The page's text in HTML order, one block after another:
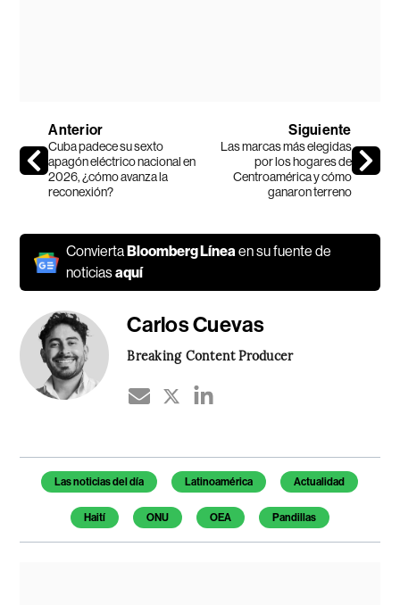
Anterior
Cuba padece su sexto
apagón eléctrico nacional en
2026, ¿cómo avanza la
reconexión?
Siguiente
Las marcas más elegidas
por los hogares de
Centroamérica y cómo
ganaron terreno
Convierta Bloomberg Líneaen su fuente de
noticiasaquí
Carlos Cuevas
Breaking Content Producer
Temas de este artículo
Las noticias del día Latinoamérica Actualidad
Haití ONU OEA Pandillas